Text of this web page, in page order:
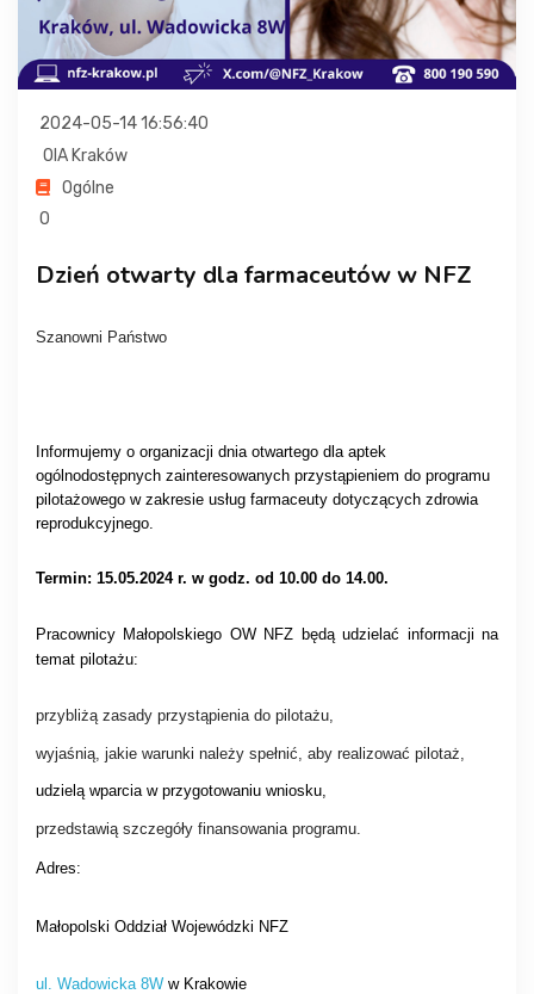
2024-05-14 16:56:40
OIA Kraków
Ogólne
0
Dzień otwarty dla farmaceutów w NFZ
Szanowni Państwo
Informujemy o organizacji dnia otwartego dla aptek
ogólnodostępnych zainteresowanych przystąpieniem do programu
pilotażowego w zakresie usług farmaceuty dotyczących zdrowia
reprodukcyjnego.
Termin: 15.05.2024 r. w godz. od 10.00 do 14.00.
Pracownicy Małopolskiego OW NFZ będą udzielać informacji na
temat pilotażu:
przybliżą zasady przystąpienia do pilotażu,
wyjaśnią, jakie warunki należy spełnić, aby realizować pilotaż,
udzielą wparcia w przygotowaniu wniosku,
przedstawią szczegóły finansowania programu.
Adres:
Małopolski Oddział Wojewódzki NFZ
ul. Wadowicka 8W w Krakowie